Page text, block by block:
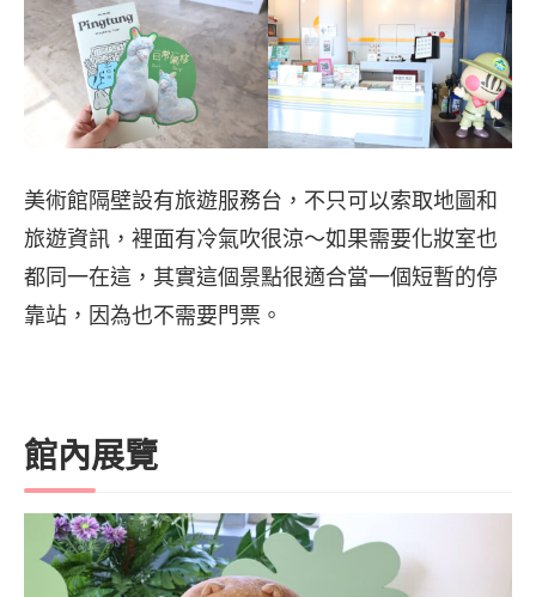
美術館隔壁設有旅遊服務台，不只可以索取地圖和
旅遊資訊，裡面有冷氣吹很涼～如果需要化妝室也
都同一在這，其實這個景點很適合當一個短暫的停
靠站，因為也不需要門票。
館內展覽